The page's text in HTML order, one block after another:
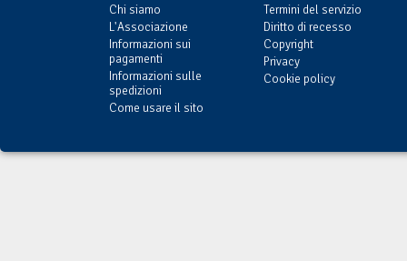
Chi siamo
L'Associazione
Informazioni sui
pagamenti
Informazioni sulle
spedizioni
Come usare il sito
Termini del servizio
Diritto di recesso
Copyright
Privacy
Cookie policy